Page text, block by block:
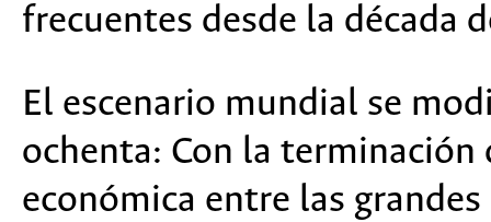
frecuentes desde la década
El escenario mundial se
ochenta: Con la terminación
económica entre las